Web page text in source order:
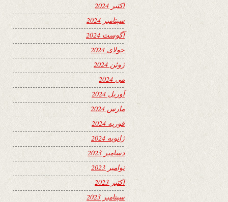
اکتبر 2024
سپتامبر 2024
آگوست 2024
جولای 2024
ژوئن 2024
می 2024
آوریل 2024
مارس 2024
فوریه 2024
ژانویه 2024
دسامبر 2023
نوامبر 2023
اکتبر 2023
سپتامبر 2023